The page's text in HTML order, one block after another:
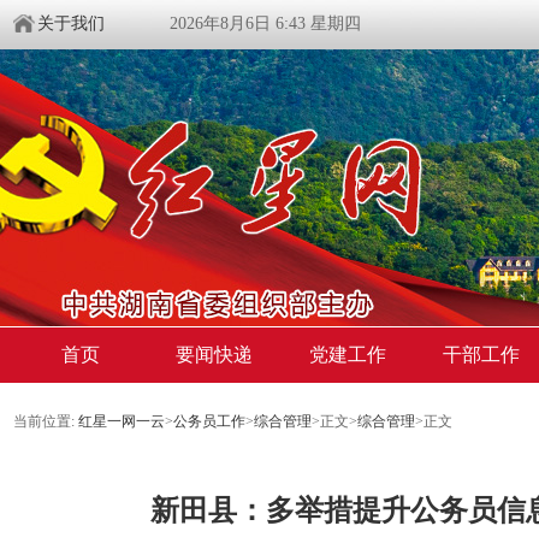
关于我们 2026年8月6日 6:43 星期四
首页 要闻快递 党建工作 干部工作
当前位置: 红星一网一云>公务员工作>综合管理>正文>综合管理>正文
新田县：多举措提升公务员信